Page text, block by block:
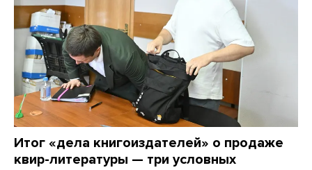
Итог «дела книгоиздателей» о продаже
квир-литературы — три условных